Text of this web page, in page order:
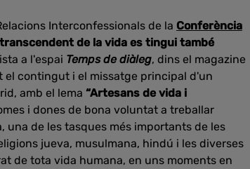
Interconfessionals de la Conferència
de la vida es tingui també
a l'espai Temps de diàleg, dins el magazine
el contingut i el missatge principal d'un
amb el lema “Artesans de vida i
i dones de bona voluntat a treballar
una de les tasques més importants de les
jueva, musulmana, hindú i les diverses
de tota vida humana, en uns moments en